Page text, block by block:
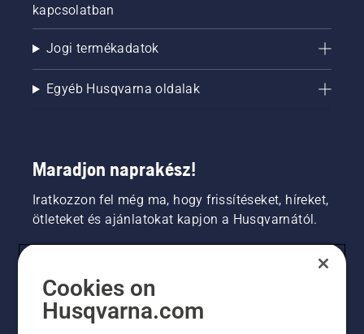
kapcsolatban
Jogi termékadatok
Egyéb Husqvarna oldalak
Maradjon naprakész!
Iratkozzon fel még ma, hogy frissítéseket, híreket,
ötleteket és ajánlatokat kapjon a Husqvarnától.
Cookies on
Husqvarna.com